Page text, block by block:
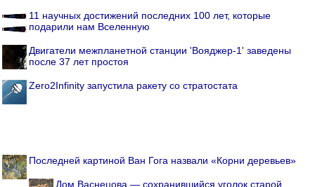
11 научных достижений последних 100 лет, которые
подарили нам Вселенную
Двигатели межпланетной станции 'Вояджер-1' заведены
после 37 лет простоя
Zero2Infinity запустила ракету со стратостата
Последней картиной Ван Гога назвали «Корни деревьев»
Дом Васнецова — сохранившийся уголок старой